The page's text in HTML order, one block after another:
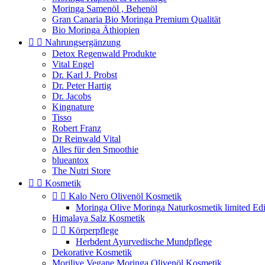
Moringa Samenöl , Behenöl
Gran Canaria Bio Moringa Premium Qualität
Bio Moringa Äthiopien
  Nahrungsergänzung
Detox Regenwald Produkte
Vital Engel
Dr. Karl J. Probst
Dr. Peter Hartig
Dr. Jacobs
Kingnature
Tisso
Robert Franz
Dr Reinwald Vital
Alles für den Smoothie
blueantox
The Nutri Store
  Kosmetik
  Kalo Nero Olivenöl Kosmetik
Moringa Olive Moringa Naturkosmetik limited
Himalaya Salz Kosmetik
  Körperpflege
Herbdent Ayurvedische Mundpflege
Dekorative Kosmetik
Morilive Vegane Moringa Olivenöl Kosmetik